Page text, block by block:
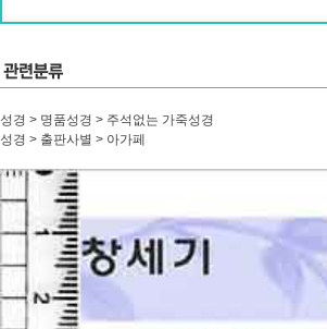
성경 > 명품성경 > 주석없는 가죽성경
성경 > 출판사별 > 아가페